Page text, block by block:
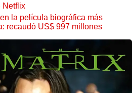
Netflix
la película biográfica más
recaudó US$ 997 millones